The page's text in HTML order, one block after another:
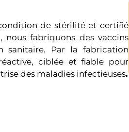
de stérilité et certifié
nous fabriquons des vaccins
sanitaire. Par la fabrication
ciblée et fiable pour
des maladies infectieuses.